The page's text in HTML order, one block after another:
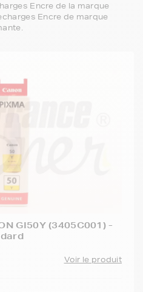
Encre de la marque
Encre de marque
GI50Y (3405C001) -
Voir le produit